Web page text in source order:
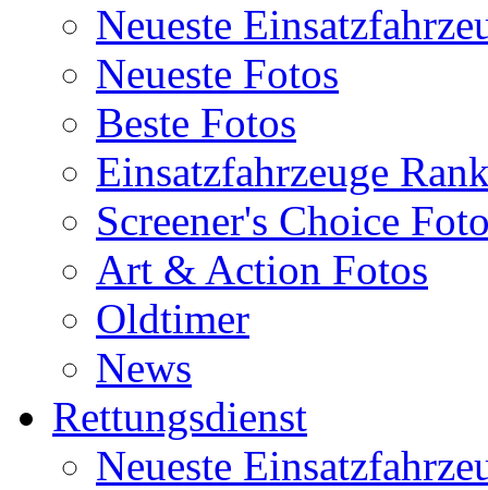
Neueste
Neueste Fotos
Beste Fotos
Einsatzfahrzeuge
Screener's Choice
Art & Action Fotos
Oldtimer
News
Rettungsdienst
Neueste